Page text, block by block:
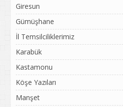
Giresun
Gümüşhane
İl Temsilciliklerimiz
Karabük
Kastamonu
Köşe Yazıları
Manşet